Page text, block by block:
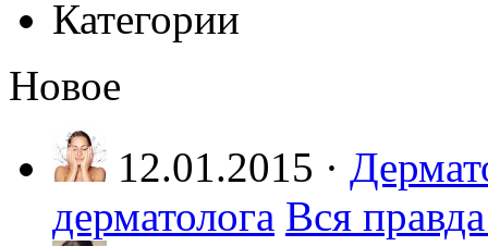
Категории
Новое
12.01.2015 ·
дерматолога Вся